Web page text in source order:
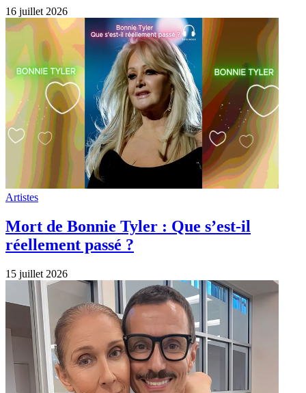
16 juillet 2026
Artistes
Mort de Bonnie Tyler : Que s’est-il
réellement passé ?
15 juillet 2026